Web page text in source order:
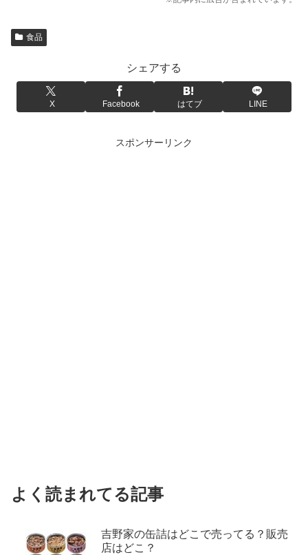
食品
シェアする
X Facebook はてブ LINE
スポンサーリンク
よく読まれてる記事
吉野家の缶詰はどこで売ってる？販売
店はどこ？